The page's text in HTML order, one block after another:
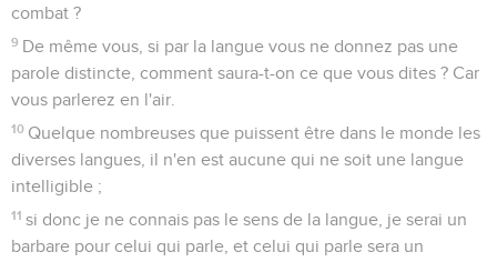
combat ?
9 De même vous, si par la langue vous ne donnez pas une
parole distincte, comment saura-t-on ce que vous dites ? Car
vous parlerez en l'air.
10 Quelque nombreuses que puissent être dans le monde les
diverses langues, il n'en est aucune qui ne soit une langue
intelligible ;
11 si donc je ne connais pas le sens de la langue, je serai un
barbare pour celui qui parle, et celui qui parle sera un